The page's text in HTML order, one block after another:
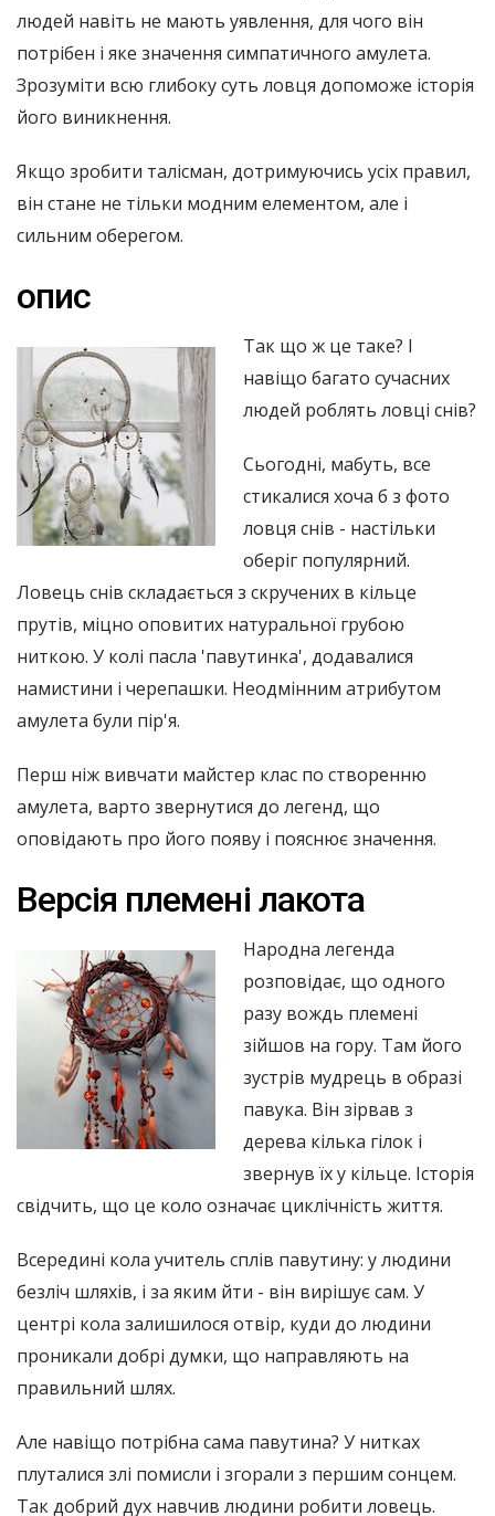
людей навіть не мають уявлення, для чого він
потрібен і яке значення симпатичного амулета.
Зрозуміти всю глибоку суть ловця допоможе історія
його виникнення.
Якщо зробити талісман, дотримуючись усіх правил,
він стане не тільки модним елементом, але і
сильним оберегом.
опис
Так що ж це таке? І
навіщо багато сучасних
людей роблять ловці снів?
Сьогодні, мабуть, все
стикалися хоча б з фото
ловця снів - настільки
оберіг популярний.
Ловець снів складається з скручених в кільце
прутів, міцно оповитих натуральної грубою
ниткою. У колі пасла 'павутинка', додавалися
намистини і черепашки. Неодмінним атрибутом
амулета були пір'я.
Перш ніж вивчати майстер клас по створенню
амулета, варто звернутися до легенд, що
оповідають про його появу і пояснює значення.
Версія племені лакота
Народна легенда
розповідає, що одного
разу вождь племені
зійшов на гору. Там його
зустрів мудрець в образі
павука. Він зірвав з
дерева кілька гілок і
звернув їх у кільце. Історія
свідчить, що це коло означає циклічність життя.
Всередині кола учитель сплів павутину: у людини
безліч шляхів, і за яким йти - він вирішує сам. У
центрі кола залишилося отвір, куди до людини
проникали добрі думки, що направляють на
правильний шлях.
Але навіщо потрібна сама павутина? У нитках
плуталися злі помисли і згорали з першим сонцем.
Так добрий дух навчив людини робити ловець.